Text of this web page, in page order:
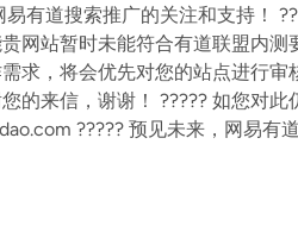
有道搜索推广的关注和支持！
网站暂时未能符合有道联盟内测
求，将会优先对您的站点进行审
的来信，谢谢！ ????? 如您对此
????? 预见未来，网易有